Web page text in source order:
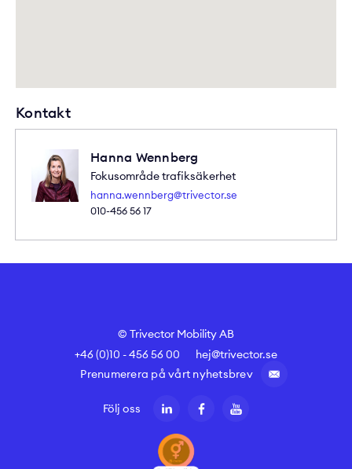
Kontakt
Hanna Wennberg
Fokusområde trafiksäkerhet
hanna.wennberg@trivector.se
010-456 56 17
© Trivector Mobility AB
+46 (0)10 - 456 56 00
hej@trivector.se
Prenumerera på vårt nyhetsbrev
Följ oss